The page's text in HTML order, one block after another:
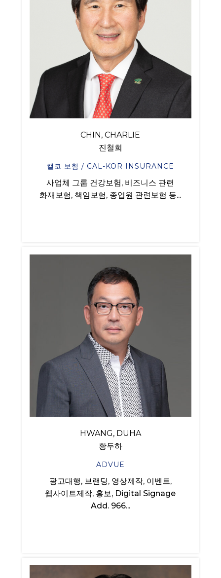
CHIN, CHARLIE
진철희
캘코 보험 / CAL-KOR INSURANCE
사업체 그룹 건강보험, 비즈니스 관련
화재보험, 책임보험, 종업원 관련보험 등...
HWANG, DUHA
황두하
ADVUE
광고대행, 브랜딩, 영상제작, 이벤트,
웹사이트제작, 홍보, Digital Signage
Add. 966...